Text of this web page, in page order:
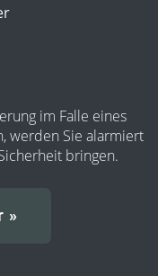
im Falle eines
werden Sie alarmiert
bringen.
»